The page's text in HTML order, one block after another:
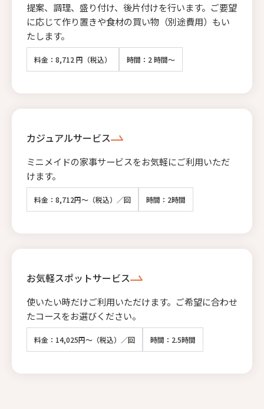
提案、調理、盛り付け、後片付けを行います。ご要望
に応じて作り置きや食材の買い物（別途費用）もい
たします。
料金：8,712 円（税込） 時間：2 時間～
カジュアルサービス
ミニメイドの家事サービスをお気軽にご利用いただ
けます。
料金：8,712円～（税込）／回 時間：2時間
お気軽スポットサービス
使いたい時だけご利用いただけます。ご希望に合わせ
たコースをお選びください。
料金：14,025円～（税込）／回 時間：2.5時間